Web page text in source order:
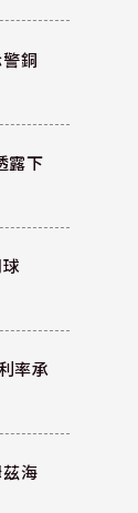
銅
露下
球
率承
海